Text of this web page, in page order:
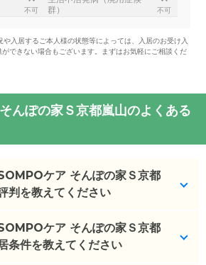
不可
群）
不可
入居するご本人様の状態等によっては、入居のお受け入
できない場合もございます。まずはお気軽にご相談くだ
んぽの家Ｓ京都嵐山のよくある
ケア そんぽの家Ｓ京都
判を教えてください
の家Ｓ京都嵐山を見学した方の
ます。
ケア そんぽの家Ｓ京都
条件を教えてください